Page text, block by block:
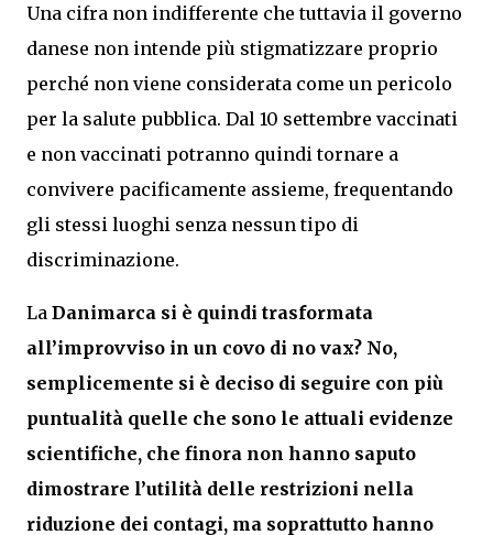
Una cifra non indifferente che tuttavia il governo
danese non intende più stigmatizzare proprio
perché non viene considerata come un pericolo
per la salute pubblica. Dal 10 settembre vaccinati
e non vaccinati potranno quindi tornare a
convivere pacificamente assieme, frequentando
gli stessi luoghi senza nessun tipo di
discriminazione.
La Danimarca si è quindi trasformata
all’improvviso in un covo di no vax? No,
semplicemente si è deciso di seguire con più
puntualità quelle che sono le attuali evidenze
scientifiche, che finora non hanno saputo
dimostrare l’utilità delle restrizioni nella
riduzione dei contagi, ma soprattutto hanno